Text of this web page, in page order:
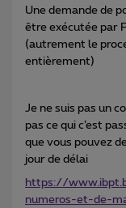
Une demande de
être exécutée par
(autrement le
entièrement)
Je ne suis pas un
pas ce qui c’est
que vous pouvez
jour de délai
https://
numeros-et-de-